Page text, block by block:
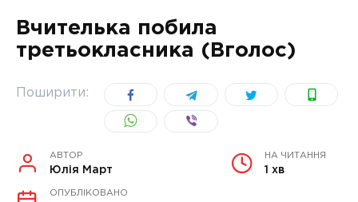
УКРАЇНА
Вчителька побила
третьокласника (Вголос)
Поширити:
АВТОР
Юлія Март
НА ЧИТАННЯ
1 хв
ОПУБЛІКОВАНО